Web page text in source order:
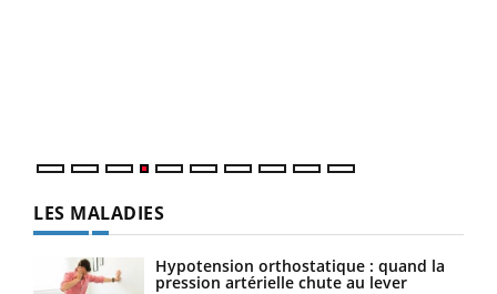
LES MALADIES
Hypotension orthostatique : quand la
pression artérielle chute au lever